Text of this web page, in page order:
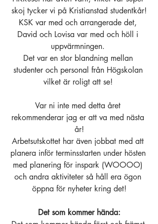
skoj tycker vi på Kristianstad studentkår!
KSK var med och arrangerade det,
David och Lovisa var med och höll i
uppvärmningen.
Det var en stor blandning mellan
studenter och personal från Högskolan
vilket är roligt att se!
Var ni inte med detta året
rekommenderar jag er att va med nästa
år!
Arbetsutskottet har även jobbat med att
planera inför terminsstarten under hösten
med planering för inspark (WOOOO)
och andra aktiviteter så håll era ögon
öppna för nyheter kring det!
Det som kommer hända: